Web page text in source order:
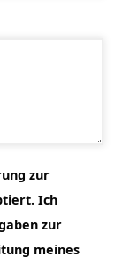
zur
Ich
zur
meines